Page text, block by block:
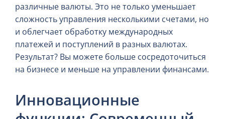
различные валюты. Это не только уменьшает
сложность управления несколькими счетами, но
и облегчает обработку международных
платежей и поступлений в разных валютах.
Результат? Вы можете больше сосредоточиться
на бизнесе и меньше на управлении финансами.
Инновационные